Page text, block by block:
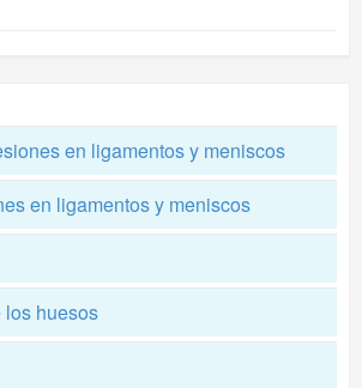
en ligamentos y meniscos
en ligamentos y meniscos
los huesos